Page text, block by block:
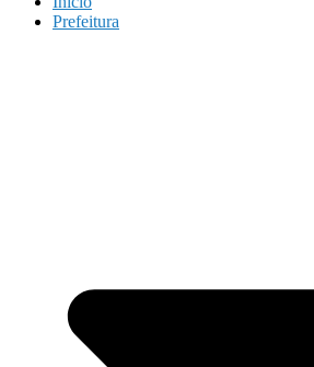
Prefeitura